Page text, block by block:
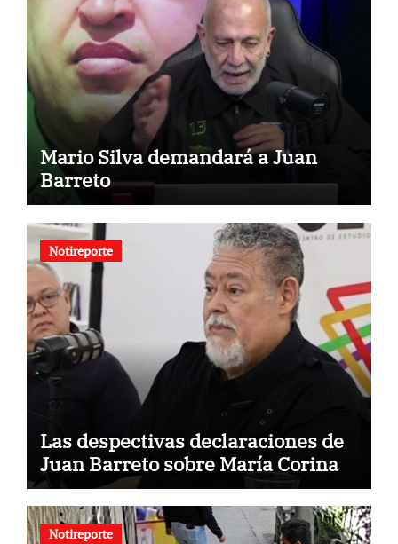
Mario Silva demandará a Juan
Barreto
Notireporte
Las despectivas declaraciones de
Juan Barreto sobre María Corina
Notireporte